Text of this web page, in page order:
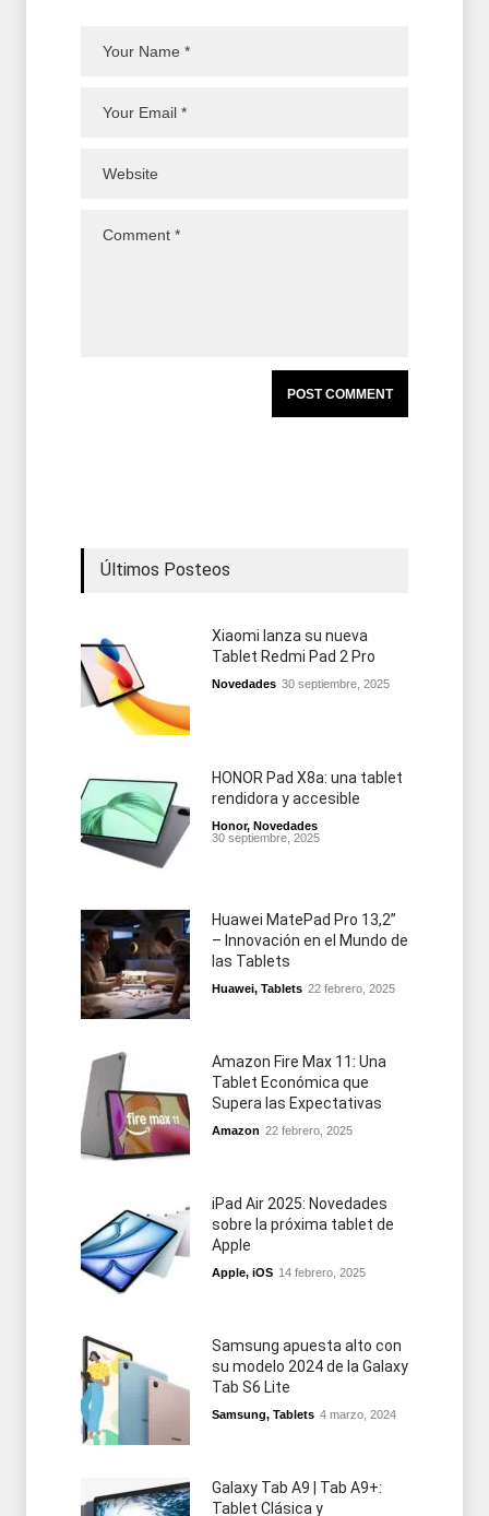
Últimos Posteos
Xiaomi lanza su nueva
Tablet Redmi Pad 2 Pro
Novedades 30 septiembre, 2025
HONOR Pad X8a: una tablet
rendidora y accesible
Honor, Novedades
30 septiembre, 2025
Huawei MatePad Pro 13,2”
– Innovación en el Mundo de
las Tablets
Huawei, Tablets 22 febrero, 2025
Amazon Fire Max 11: Una
Tablet Económica que
Supera las Expectativas
Amazon 22 febrero, 2025
iPad Air 2025: Novedades
sobre la próxima tablet de
Apple
Apple, iOS 14 febrero, 2025
Samsung apuesta alto con
su modelo 2024 de la Galaxy
Tab S6 Lite
Samsung, Tablets 4 marzo, 2024
Galaxy Tab A9 | Tab A9+:
Tablet Clásica y